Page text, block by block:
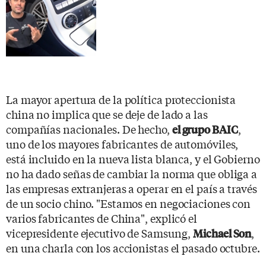
La mayor apertura de la política proteccionista
china no implica que se deje de lado a las
compañías nacionales. De hecho, el grupo BAIC,
uno de los mayores fabricantes de automóviles,
está incluido en la nueva lista blanca, y el Gobierno
no ha dado señas de cambiar la norma que obliga a
las empresas extranjeras a operar en el país a través
de un socio chino. "Estamos en negociaciones con
varios fabricantes de China", explicó el
vicepresidente ejecutivo de Samsung,Michael Son,
en una charla con los accionistas el pasado octubre.